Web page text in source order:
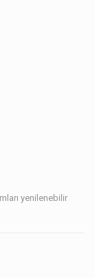
yenilenebilir